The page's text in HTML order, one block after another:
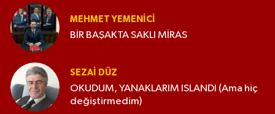
MEHMET YEMENICI
BİR BAŞAKTA SAKLI MİRAS
SEZAI DÜZ
OKUDUM, YANAKLARIM ISLANDI (Ama hiç
değiştirmedim)